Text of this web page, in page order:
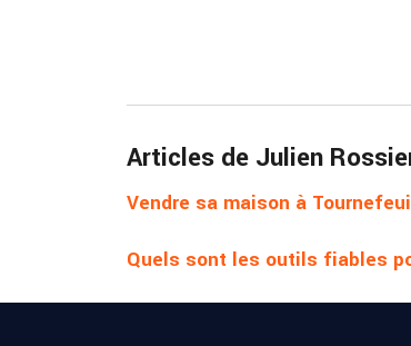
Articles de Julien
Vendre sa maison à
Quels sont les outils fiables